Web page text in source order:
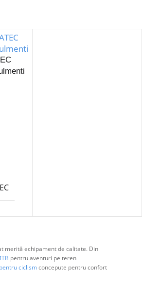
merită echipament de calitate. Din
pentru aventuri pe teren
ciclismconcepute pentru confort